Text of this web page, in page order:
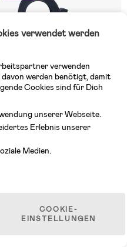
UVP: 34,99 €
verwendet werden
verwenden
werden benötigt, damit
Cookies sind für Dich
unserer Webseite.
Erlebnis unserer
Medien.
COOKIE-
EINSTELLUNGEN